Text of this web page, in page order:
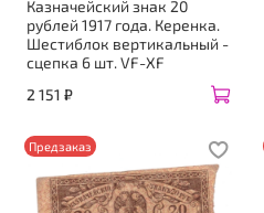
Казначейский знак 20
рублей 1917 года. Керенка.
Шестиблок вертикальный -
сцепка 6 шт. VF-XF
2 151 ₽
Предзаказ